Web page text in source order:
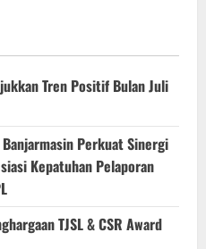
Tren Positif Bulan Juli
Perkuat Sinergi
Kepatuhan Pelaporan
TJSL & CSR Award